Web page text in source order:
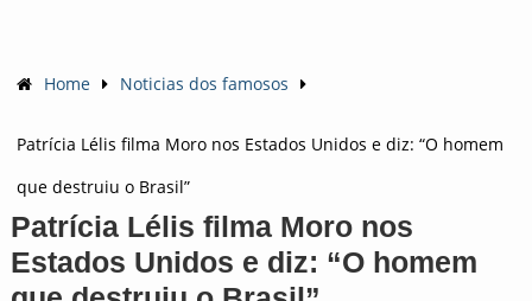
Home Noticias dos famosos
Patrícia Lélis filma Moro nos Estados Unidos e diz: “O homem
que destruiu o Brasil”
Patrícia Lélis filma Moro nos
Estados Unidos e diz: “O homem